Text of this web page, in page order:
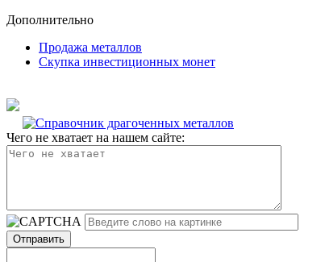
Дополнительно
Продажа металлов
Скупка инвестиционных монет
Чего не хватает на нашем сайте: